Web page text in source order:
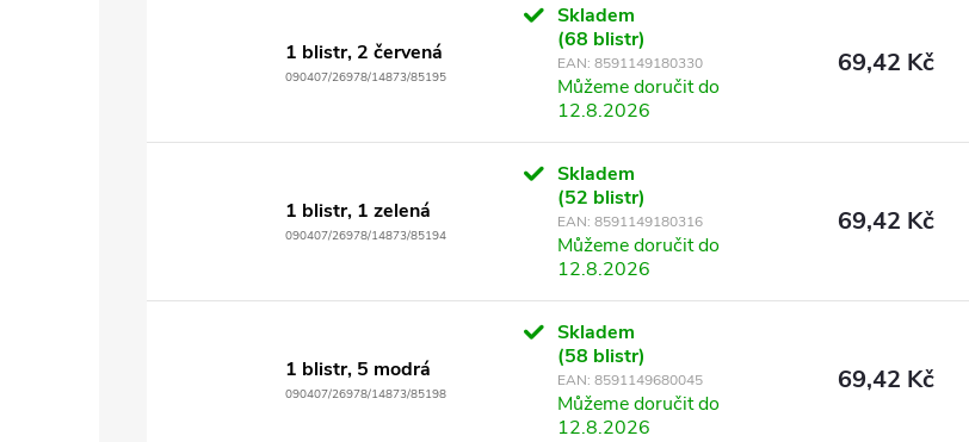
1 blistr, 2 červená
090407/26978/14873/85195
Skladem
(68 blistr)
EAN: 8591149180330
Můžeme doručit do
12.8.2026
69,42 Kč
1 blistr, 1 zelená
090407/26978/14873/85194
Skladem
(52 blistr)
EAN: 8591149180316
Můžeme doručit do
12.8.2026
69,42 Kč
1 blistr, 5 modrá
090407/26978/14873/85198
Skladem
(58 blistr)
EAN: 8591149680045
Můžeme doručit do
12.8.2026
69,42 Kč